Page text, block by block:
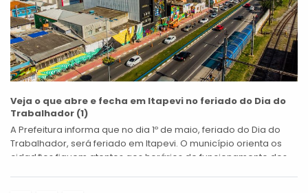
Veja o que abre e fecha em Itapevi no feriado do Dia do
Trabalhador (1)
A Prefeitura informa que no dia 1º de maio, feriado do Dia do
Trabalhador, será feriado em Itapevi. O município orienta os
cidadãos fiquem atentos aos horários de funcionamento dos...